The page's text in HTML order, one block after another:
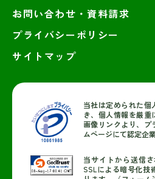
お問い合わせ・資料請求
プライバシーポリシー
サイトマップ
当社は定められた個
き、個人情報を厳重
画像リンクより、プ
ムページにて認定企
当サイトから送信
SSLによる暗号化技